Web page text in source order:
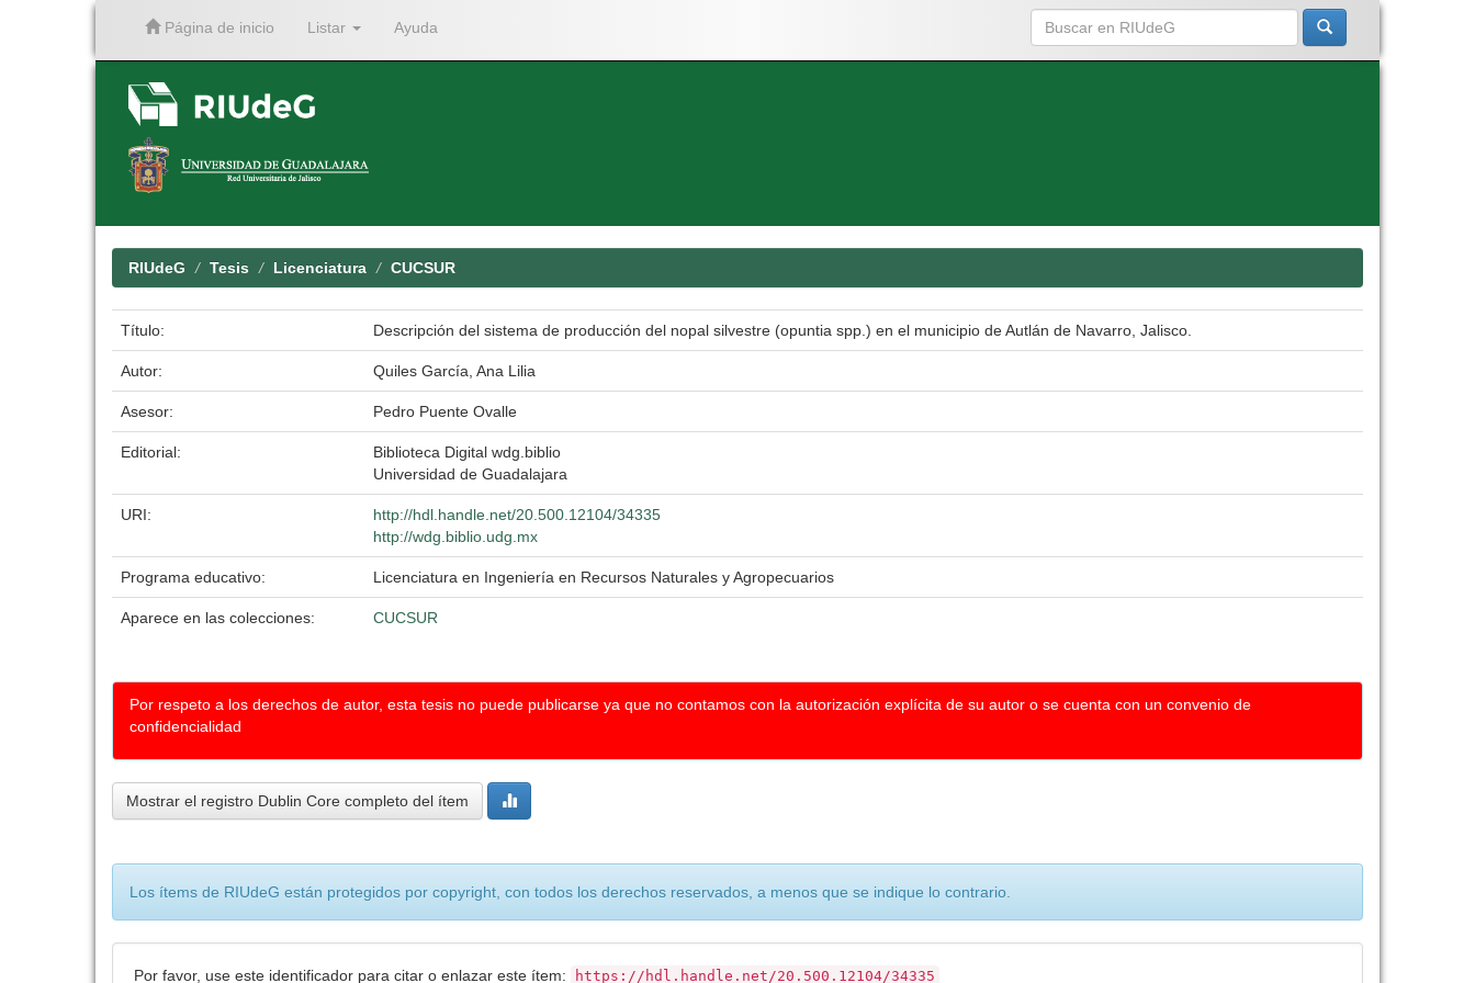
Página de inicio Listar Ayuda
RIUdeG Tesis Licenciatura CUCSUR
Título: Descripción del sistema de producción del nopal silvestre (opuntia spp.) en el municipio de Autlán de Navarro, Jalisco.
Autor: Quiles García, Ana Lilia
Asesor: Pedro Puente Ovalle
Editorial:
Biblioteca Digital wdg.biblio
Universidad de Guadalajara
URI:
http://hdl.handle.net/20.500.12104/34335
http://wdg.biblio.udg.mx
Programa educativo: Licenciatura en Ingeniería en Recursos Naturales y Agropecuarios
Aparece en las colecciones: CUCSUR
Por respeto a los derechos de autor, esta tesis no puede publicarse ya que no contamos con la autorización explícita de su autor o se cuenta con un convenio de
confidencialidad
Mostrar el registro Dublin Core completo del ítem
Los ítems de RIUdeG están protegidos por copyright, con todos los derechos reservados, a menos que se indique lo contrario.
Por favor, use este identificador para citar o enlazar este ítem: https://hdl.handle.net/20.500.12104/34335